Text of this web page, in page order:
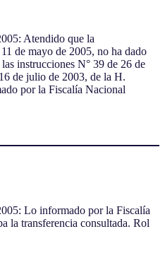
Atendido que la
de mayo de 2005, no ha dado
instrucciones N° 39 de 26 de
de julio de 2003, de la H.
por la Fiscalía Nacional
Lo informado por la Fiscalía
la transferencia consultada. Rol